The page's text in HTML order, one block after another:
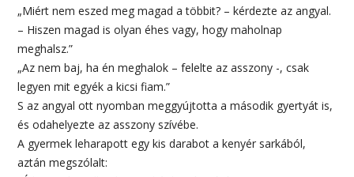
„Miért nem eszed meg magad a többit? – kérdezte az angyal.
– Hiszen magad is olyan éhes vagy, hogy maholnap
meghalsz.”
„Az nem baj, ha én meghalok – felelte az asszony -, csak
legyen mit egyék a kicsi fiam.”
S az angyal ott nyomban meggyújtotta a második gyertyát is,
és odahelyezte az asszony szívébe.
A gyermek leharapott egy kis darabot a kenyér sarkából,
aztán megszólalt: